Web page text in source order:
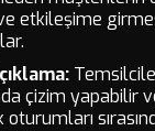
etkileşime
çizim yapabilir